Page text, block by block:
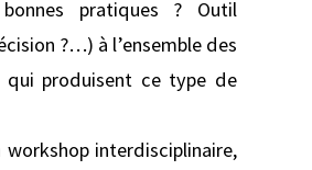
pratiques ? Outil
?…) à l’ensemble des
qui produisent ce type de
workshop interdisciplinaire,